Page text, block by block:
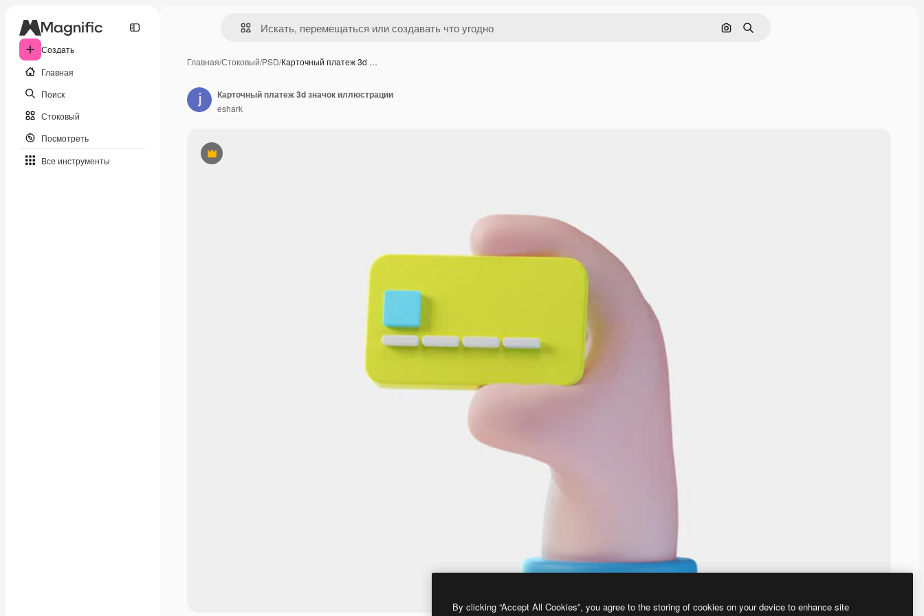
Создать
Главная
Поиск
Стоковый
Посмотреть
Все инструменты
Поиск по изображению
Поиск
Главная/Стоковый/PSD/Карточный платеж 3d …
Премиум
Карточный платеж 3d значок иллюстрации
eshark
By clicking “Accept All Cookies”, you agree to the storing of cookies on your device to enhance site